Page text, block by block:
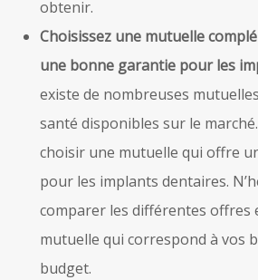
obtenir.
Choisissez une mutuelle
une bonne garantie pour les
existe de nombreuses
santé disponibles sur le
choisir une mutuelle qui offre
pour les implants dentaires.
comparer les différentes offres
mutuelle qui correspond à vos
budget.